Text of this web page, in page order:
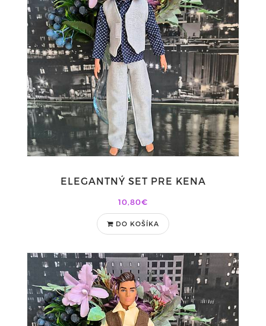
ELEGANTNÝ SET PRE KENA
10,80€
DO KOŠÍKA